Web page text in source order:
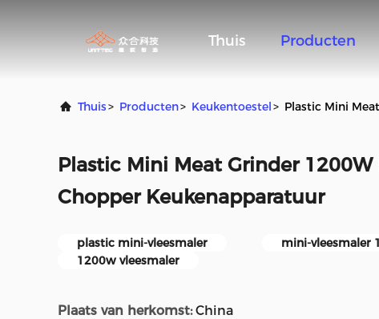
Thuis Producten
Thuis> Producten> Keukentoestel> Plastic Mini
Plastic Mini Meat Grinder
Chopper Keukenapparatuur
plastic mini-vleesmaler
mini-vleesmaler
1200w vleesmaler
Plaats van herkomst: China